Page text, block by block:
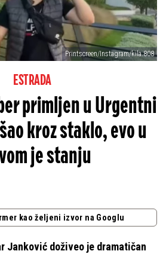
Printscreen/Instagram/kila.808
ESTRADA
primljen u Urgentni
kroz staklo, evo u
je stanju
kao željeni izvor na Googlu
Janković doživeo je dramatičan